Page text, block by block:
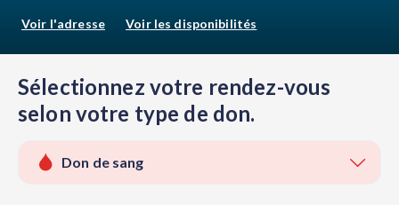
Voir l'adresse Voir les disponibilités
Sélectionnez votre rendez-vous
selon votre type de don.
Don de sang